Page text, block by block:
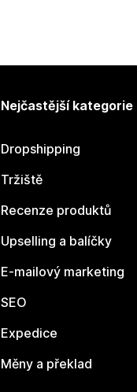
Nejčastější kategorie
Dropshipping
Tržiště
Recenze produktů
Upselling a balíčky
E-mailový marketing
SEO
Expedice
Měny a překlad